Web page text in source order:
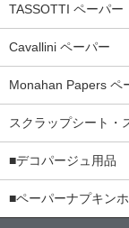
TASSOTTI ペーパー
Cavallini ペーパー
Monahan Papers ペ
スクラップシート・
■デコパージュ用品
■ペーパーナプキン